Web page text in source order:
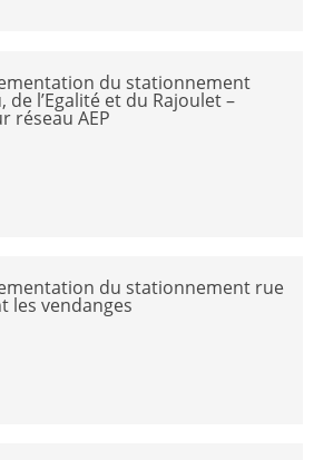
du stationnement
l’Egalité et du Rajoulet –
réseau AEP
du stationnement rue
les vendanges